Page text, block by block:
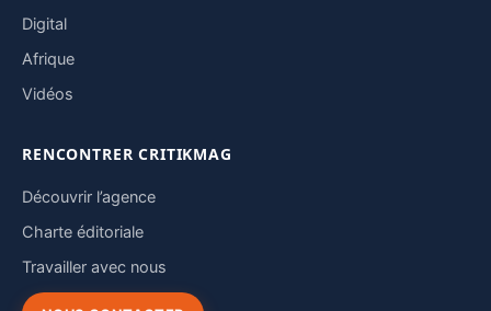
Digital
Afrique
Vidéos
RENCONTRER CRITIKMAG
Découvrir l’agence
Charte éditoriale
Travailler avec nous